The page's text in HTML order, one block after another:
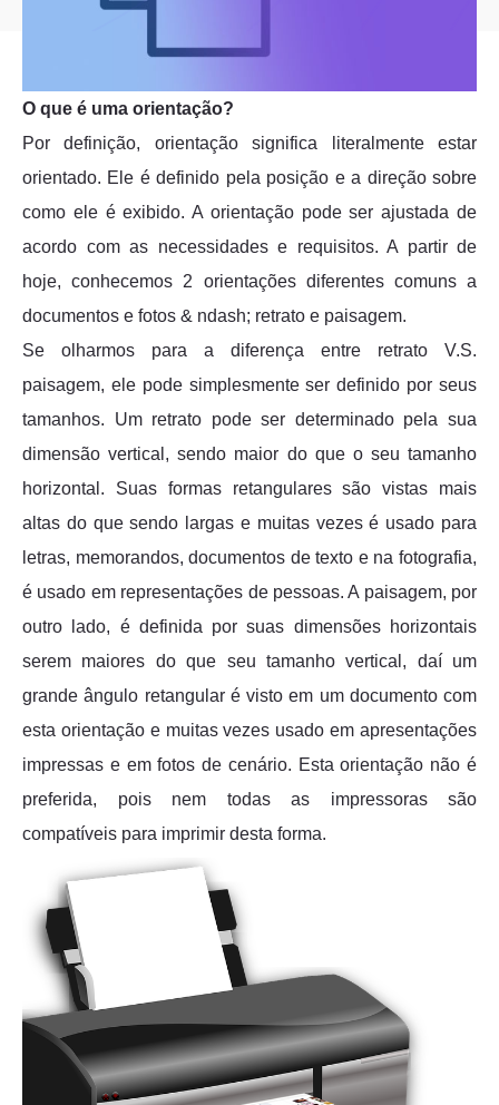
O que é uma orientação?
Por definição, orientação significa literalmente estar
orientado. Ele é definido pela posição e a direção sobre
como ele é exibido. A orientação pode ser ajustada de
acordo com as necessidades e requisitos. A partir de
hoje, conhecemos 2 orientações diferentes comuns a
documentos e fotos & ndash; retrato e paisagem.
Se olharmos para a diferença entre retrato V.S.
paisagem, ele pode simplesmente ser definido por seus
tamanhos. Um retrato pode ser determinado pela sua
dimensão vertical, sendo maior do que o seu tamanho
horizontal. Suas formas retangulares são vistas mais
altas do que sendo largas e muitas vezes é usado para
letras, memorandos, documentos de texto e na fotografia,
é usado em representações de pessoas. A paisagem, por
outro lado, é definida por suas dimensões horizontais
serem maiores do que seu tamanho vertical, daí um
grande ângulo retangular é visto em um documento com
esta orientação e muitas vezes usado em apresentações
impressas e em fotos de cenário. Esta orientação não é
preferida, pois nem todas as impressoras são
compatíveis para imprimir desta forma.